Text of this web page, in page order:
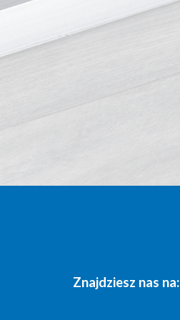
Znajdziesz nas na: